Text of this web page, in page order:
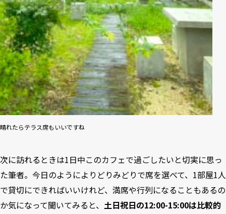
晴れたらテラス席もいいですね
次に訪れるときは1日中このカフェで過ごしたいと切実に思っ
た筆者。今日のようによりどりみどりで席を選べて、1部屋1人
で貸切にできればいいけれど、満席や行列になることもあるの
か気になって聞いてみると、 土日祝日の12:00-15:00は比較的